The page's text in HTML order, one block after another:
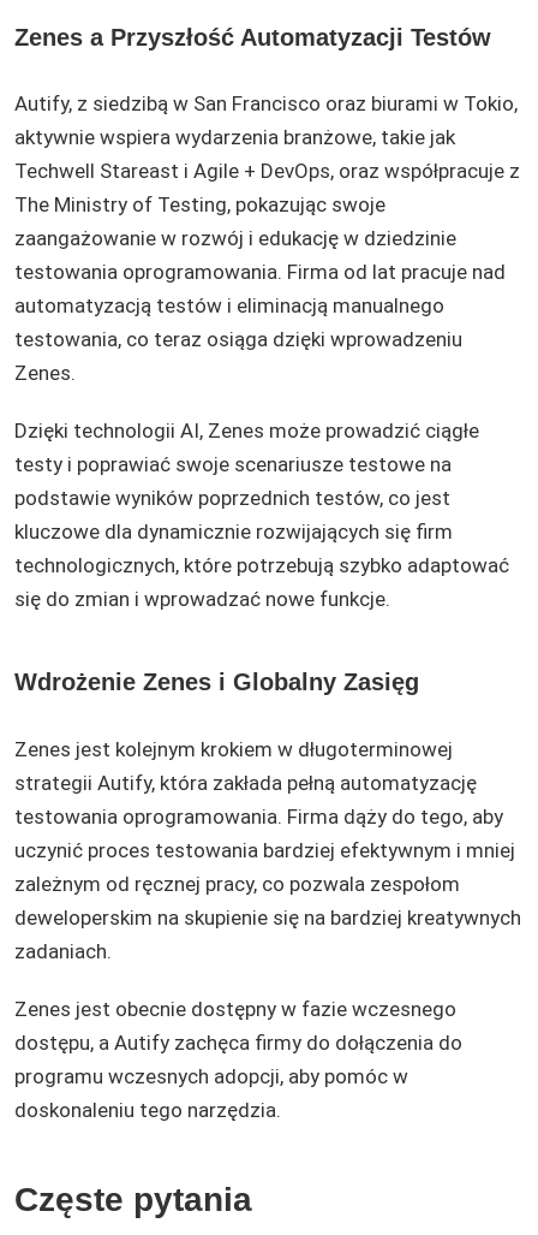
Zenes a Przyszłość Automatyzacji Testów
Autify, z siedzibą w San Francisco oraz biurami w Tokio,
aktywnie wspiera wydarzenia branżowe, takie jak
Techwell Stareast i Agile + DevOps, oraz współpracuje z
The Ministry of Testing, pokazując swoje
zaangażowanie w rozwój i edukację w dziedzinie
testowania oprogramowania​. Firma od lat pracuje nad
automatyzacją testów i eliminacją manualnego
testowania, co teraz osiąga dzięki wprowadzeniu
Zenes.
Dzięki technologii AI, Zenes może prowadzić ciągłe
testy i poprawiać swoje scenariusze testowe na
podstawie wyników poprzednich testów, co jest
kluczowe dla dynamicznie rozwijających się firm
technologicznych, które potrzebują szybko adaptować
się do zmian i wprowadzać nowe funkcje.
Wdrożenie Zenes i Globalny Zasięg
Zenes jest kolejnym krokiem w długoterminowej
strategii Autify, która zakłada pełną automatyzację
testowania oprogramowania. Firma dąży do tego, aby
uczynić proces testowania bardziej efektywnym i mniej
zależnym od ręcznej pracy, co pozwala zespołom
deweloperskim na skupienie się na bardziej kreatywnych
zadaniach​.
Zenes jest obecnie dostępny w fazie wczesnego
dostępu, a Autify zachęca firmy do dołączenia do
programu wczesnych adopcji, aby pomóc w
doskonaleniu tego narzędzia​.
Częste pytania